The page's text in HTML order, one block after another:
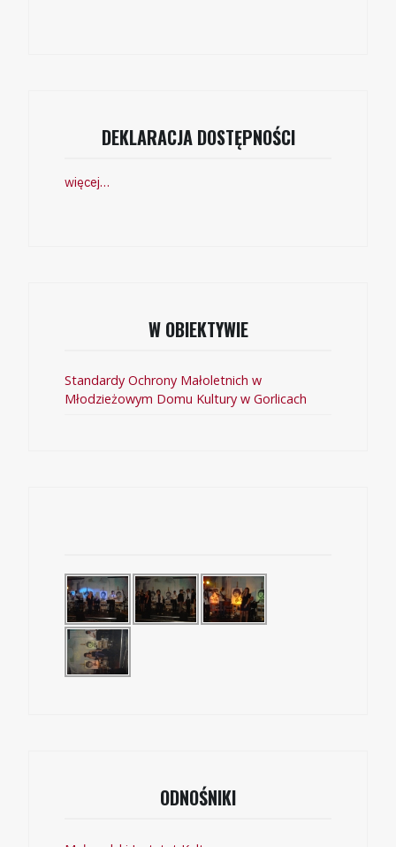
DEKLARACJA DOSTĘPNOŚCI
więcej…
W OBIEKTYWIE
Standardy Ochrony Małoletnich w
Młodzieżowym Domu Kultury w Gorlicach
ODNOŚNIKI